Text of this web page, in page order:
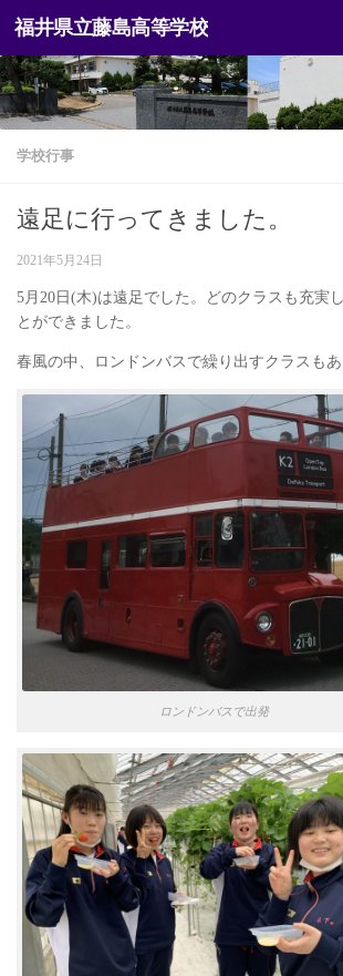
コンテンツへスキップ
福井県立藤島高等学校
学校行事
遠足に行ってきました。
2021年5月24日
5月20日(木)は遠足でした。どのクラスも充実
とができました。
春風の中、ロンドンバスで繰り出すクラスもあ
ロンドンバスで出発